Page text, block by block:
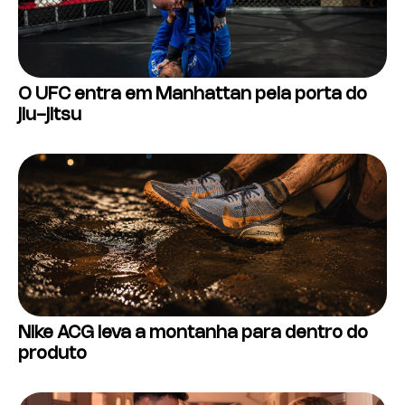
O UFC entra em Manhattan pela porta do
jiu-jitsu
Nike ACG leva a montanha para dentro do
produto